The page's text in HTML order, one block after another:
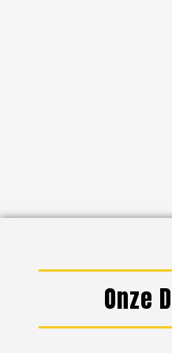
Onze